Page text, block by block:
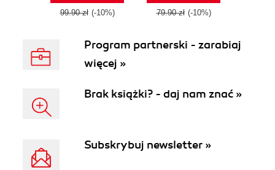
99.90 zł (-10%) 79.90 zł (-10%)
Program partnerski - zarabiaj
więcej »
Brak książki? - daj nam znać »
Subskrybuj newsletter »